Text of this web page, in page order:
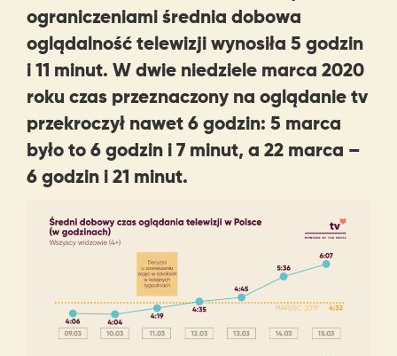
ograniczeniami średnia dobowa
oglądalność telewizji wynosiła 5 godzin
i 11 minut. W dwie niedziele marca 2020
roku czas przeznaczony na oglądanie tv
przekroczył nawet 6 godzin: 5 marca
było to 6 godzin i 7 minut, a 22 marca –
6 godzin i 21 minut.